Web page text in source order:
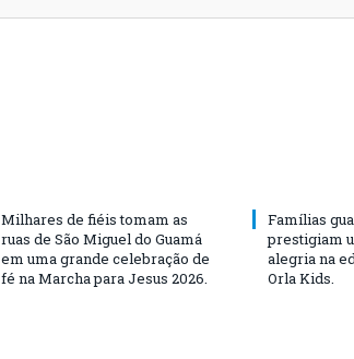
Milhares de fiéis tomam as
ruas de São Miguel do Guamá
em uma grande celebração de
fé na Marcha para Jesus 2026.
Famílias
prestigiam
alegria na
Orla Kids.